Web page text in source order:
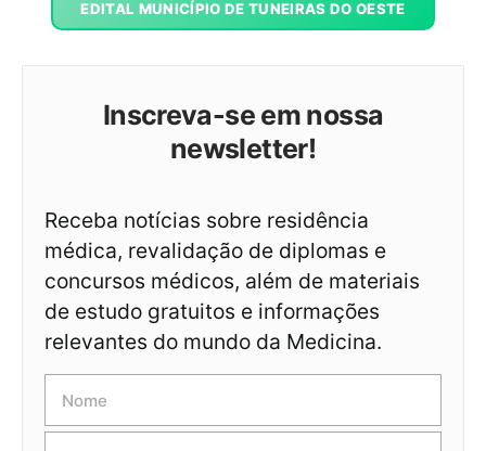
EDITAL MUNICÍPIO DE TUNEIRAS DO OESTE
Inscreva-se em nossa
newsletter!
Receba notícias sobre residência
médica, revalidação de diplomas e
concursos médicos, além de materiais
de estudo gratuitos e informações
relevantes do mundo da Medicina.